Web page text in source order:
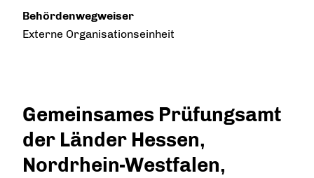
Behördenwegweiser
Externe Organisationseinheit
Gemeinsames Prüfungsamt
der Länder Hessen,
Nordrhein-Westfalen,